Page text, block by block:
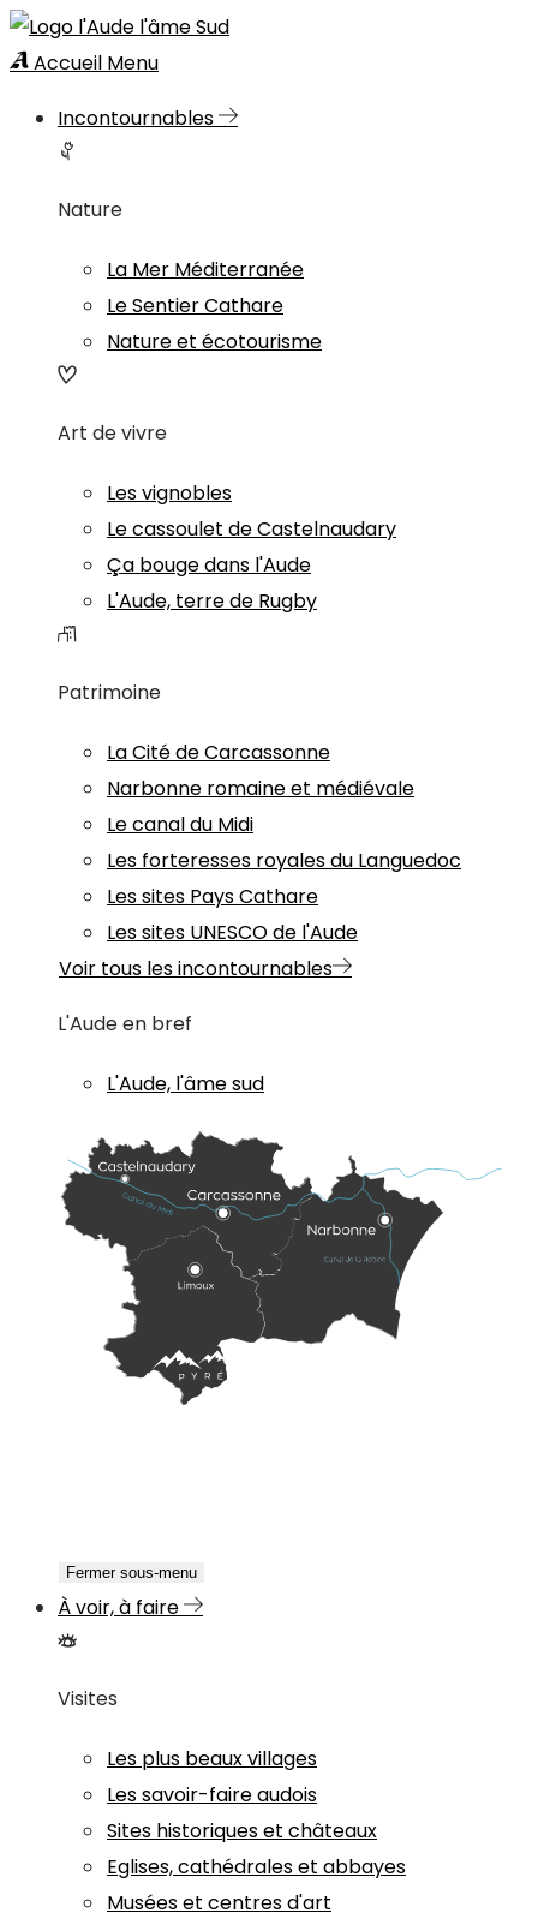
Accueil Menu
Incontournables
Nature
La Mer Méditerranée
Le Sentier Cathare
Nature et écotourisme
Art de vivre
Les vignobles
Le cassoulet de Castelnaudary
Ça bouge dans l'Aude
L'Aude, terre de Rugby
Patrimoine
La Cité de Carcassonne
Narbonne romaine et médiévale
Le canal du Midi
Les forteresses royales du Languedoc
Les sites Pays Cathare
Les sites UNESCO de l'Aude
Voir tous les incontournables
L'Aude en bref
L'Aude, l'âme sud
Fermer sous-menu
À voir, à faire
Visites
Les plus beaux villages
Les savoir-faire audois
Sites historiques et châteaux
Eglises, cathédrales et abbayes
Musées et centres d'art